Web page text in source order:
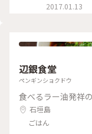
2017.01.13
辺銀食堂
ペンギンショクドウ
食べるラー油発祥
石垣島
ごはん